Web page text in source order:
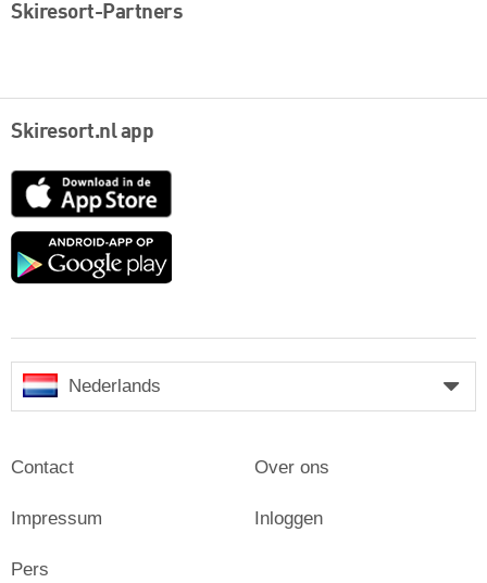
Skiresort-Partners
Skiresort.nl app
App
Google
Nederlands
Contact
Impressum
Pers
Over ons
Inloggen